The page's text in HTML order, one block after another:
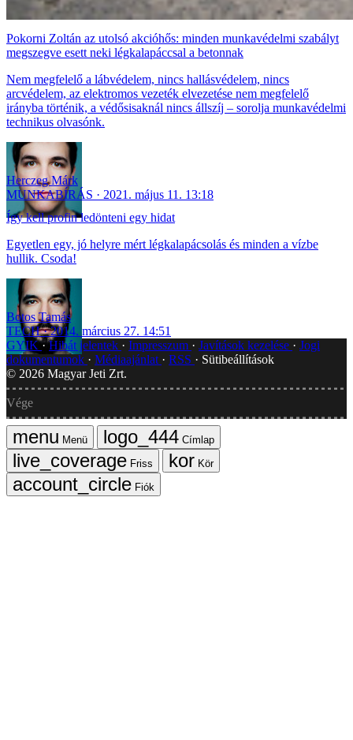
Pokorni Zoltán az utolsó akcióhős: minden munkavédelmi szabályt
megszegve esett neki légkalapáccsal a betonnak
Nem megfelelő a lábvédelem, nincs hallásvédelem, nincs
arcvédelem, az elektromos vezeték elvezetése nem megfelelő
irányba történik, a védősisaknál nincs állszíj – sorolja munkavédelmi
technikus olvasónk.
Herczeg Márk
MUNKABÍRÁS
2021. május 11. 13:18
Így kell profin ledönteni egy hidat
Egyetlen egy, jó helyre mért légkalapácsolás és minden a vízbe
hullik. Csoda!
Botos Tamás
TECH
2014. március 27. 14:51
GYIK Hibát jelentek Impresszum Javítások kezelése
Jogi
dokumentumok
Médiaajánlat RSS
Sütibeállítások
© 2026 Magyar Jeti Zrt.
Vége
Menü
Címlap
Friss
Kör
Fiók